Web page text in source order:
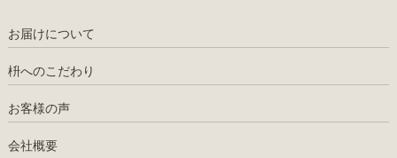
お届けについて
枡へのこだわり
お客様の声
会社概要